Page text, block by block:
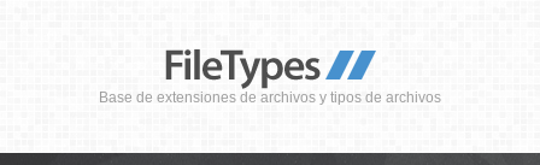
Base de extensiones de archivos y tipos de archivos